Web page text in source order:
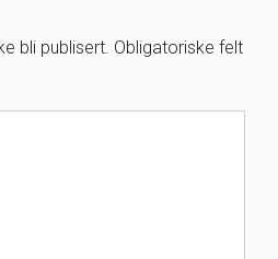
bli publisert. Obligatoriske felt